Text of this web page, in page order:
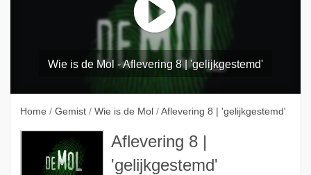
Wie is de Mol - Aflevering 8 | 'gelijkgestemd'
Home / Gemist / Wie is de Mol / Aflevering 8 | 'gelijkgestemd'
Aflevering 8 |
'gelijkgestemd'